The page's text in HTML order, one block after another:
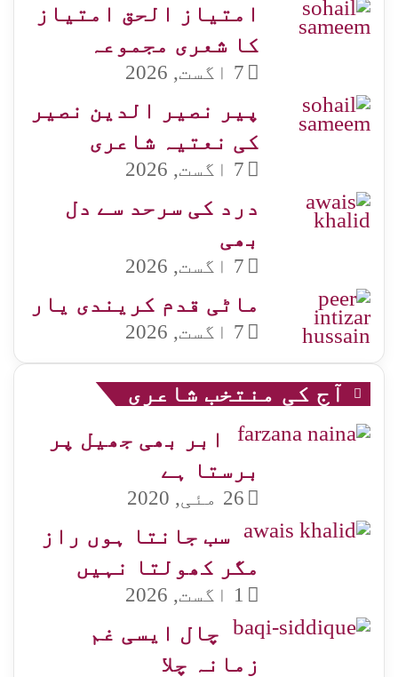
امتیاز الحق امتیاز
کا شعری مجموعہ
7 اگست, 2026
پیر نصیر الدین نصیر
کی نعتیہ شاعری
7 اگست, 2026
درد کی سرحد سے دل
بھی
7 اگست, 2026
ماٹی قدم کریندی یار
7 اگست, 2026
آج کی منتخب شاعری
ابر بھی جھیل پر
برستا ہے
26 مئی, 2020
سب جانتا ہوں راز
مگر کھولتا نہیں
1 اگست, 2026
چال ایسی غم
زمانہ چلا